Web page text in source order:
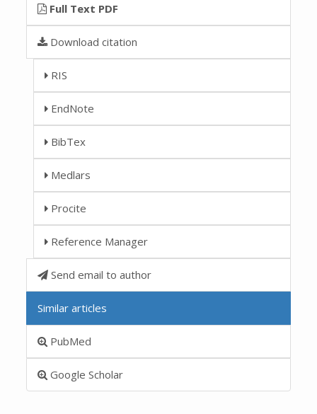
Full Text PDF
Download citation
RIS
EndNote
BibTex
Medlars
Procite
Reference Manager
Send email to author
Similar articles
PubMed
Google Scholar